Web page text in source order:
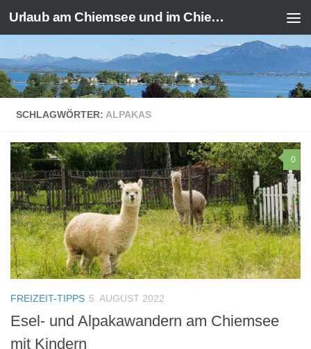
Zum Inhalt springen Urlaub am Chiemsee und im Chiemgau
SCHLAGWÖRTER: ALPAKAS
0
FREIZEIT-TIPPS 5. AUGUST 2022
Esel- und Alpakawandern am Chiemsee
mit Kindern